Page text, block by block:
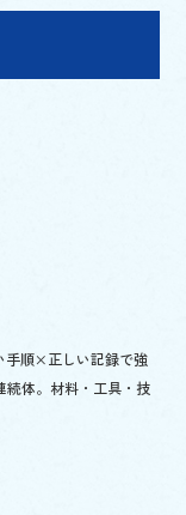
手順×正しい記録で強
続体。材料・工具・技